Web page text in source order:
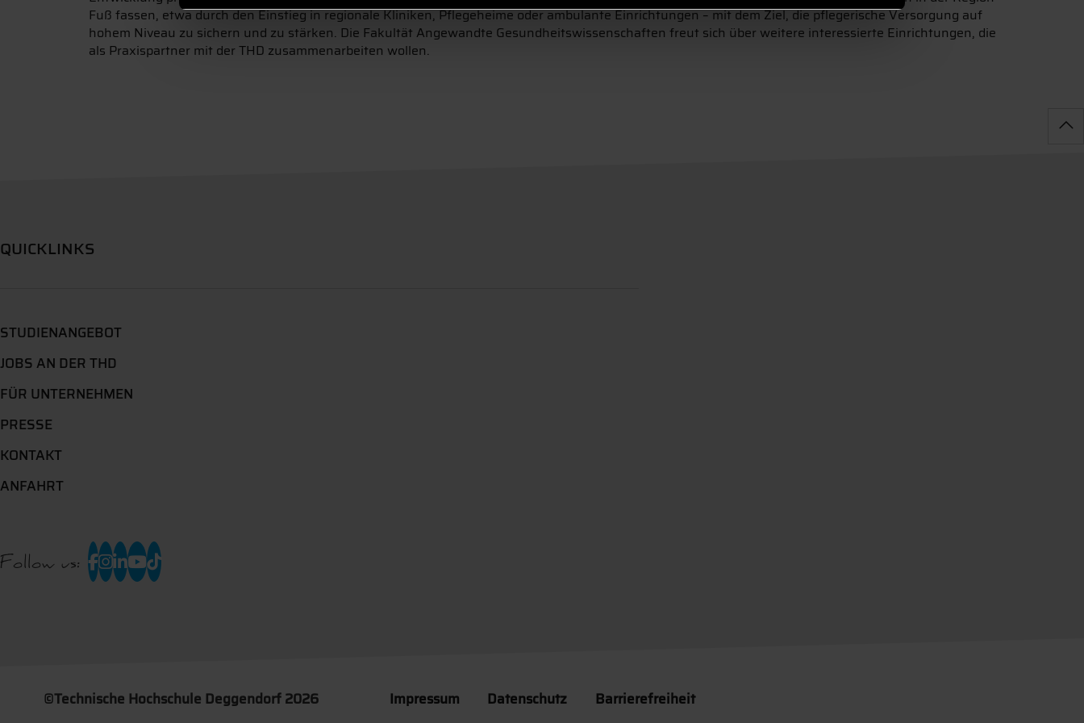
Fuß fassen, etwa durch den Einstieg in regionale Kliniken, Pflegeheime oder ambulante Einrichtungen – mit dem Ziel, die pflegerische Versorgung auf
hohem Niveau zu sichern und zu stärken. Die Fakultät Angewandte Gesundheitswissenschaften freut sich über weitere interessierte Einrichtungen, die
als Praxispartner mit der THD zusammenarbeiten wollen.
QUICKLINKS
STUDIENANGEBOT
JOBS AN DER THD
FÜR UNTERNEHMEN
PRESSE
KONTAKT
ANFAHRT
Follow us:
©Technische Hochschule Deggendorf 2026 Impressum Datenschutz Barrierefreiheit